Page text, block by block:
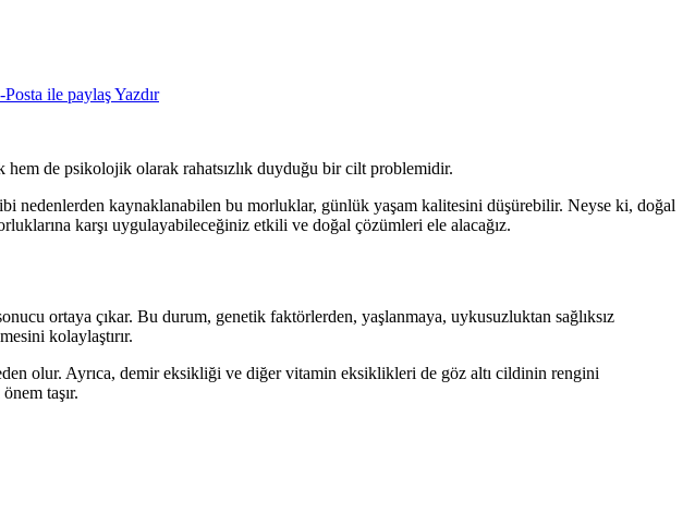
Posta ile paylaşYazdır
de psikolojik olarak rahatsızlık duyduğu bir cilt problemidir.
nedenlerden kaynaklanabilen bu morluklar, günlük yaşam kalitesini düşürebilir. Neyse ki, doğal
karşı uygulayabileceğiniz etkili ve doğal çözümleri ele alacağız.
ortaya çıkar. Bu durum, genetik faktörlerden, yaşlanmaya, uykusuzluktan sağlıksız
kolaylaştırır.
olur. Ayrıca, demir eksikliği ve diğer vitamin eksiklikleri de göz altı cildinin rengini
taşır.